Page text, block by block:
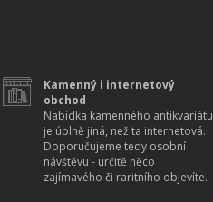
Kamenný i internetový
obchod
Nabídka kamenného antikvariátu
je úplně jiná, než ta internetová.
Doporučujeme tedy osobní
návštěvu - určitě něco
zajímavého či raritního objevíte.